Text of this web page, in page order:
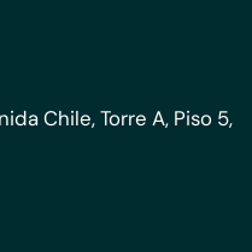
Chile, Torre A, Piso 5,